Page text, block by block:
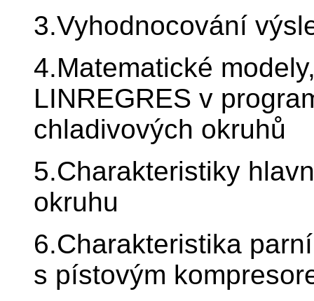
3.Vyhodnocování
4.Matematické
LINREGRES v
chladivových okruhů
5.Charakteristiky
okruhu
6.Charakteristika
s pístovým